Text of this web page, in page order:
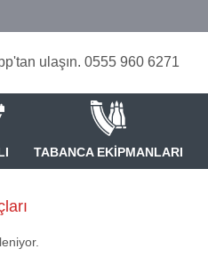
ulaşın. 0555 960 6271
TABANCA EKİPMANLARI